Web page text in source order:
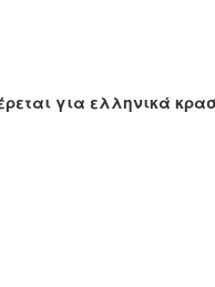
για ελληνικά